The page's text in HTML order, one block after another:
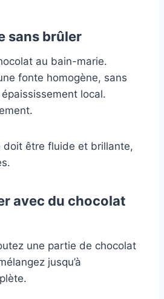
sans brûler
au bain-marie.
fonte homogène, sans
local.
doit être fluide et brillante,
avec du chocolat
une partie de chocolat
jusqu’à